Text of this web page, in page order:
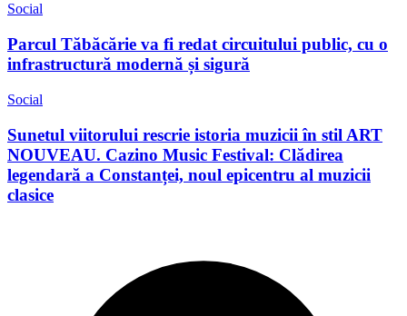
Social
Parcul Tăbăcărie va fi redat circuitului public, cu o
infrastructură modernă și sigură
Social
Sunetul viitorului rescrie istoria muzicii în stil ART
NOUVEAU. Cazino Music Festival: Clădirea
legendară a Constanței, noul epicentru al muzicii
clasice